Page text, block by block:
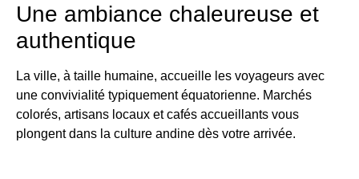
Une ambiance chaleureuse et
authentique
La ville, à taille humaine, accueille les voyageurs avec
une convivialité typiquement équatorienne. Marchés
colorés, artisans locaux et cafés accueillants vous
plongent dans la culture andine dès votre arrivée.